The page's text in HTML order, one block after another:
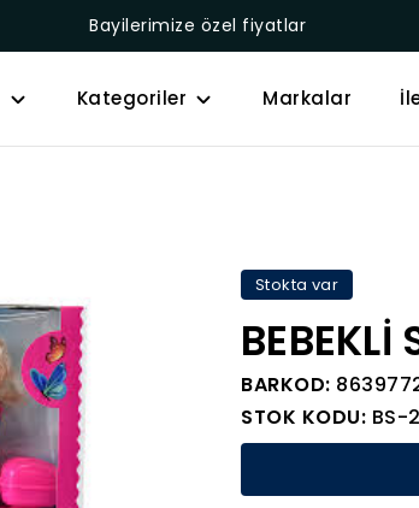
Bayilerimize özel fiyatlar
Kategoriler Markalar
Stokta var
BEBEKLİ
BARKOD:
STOK KODU: BS-